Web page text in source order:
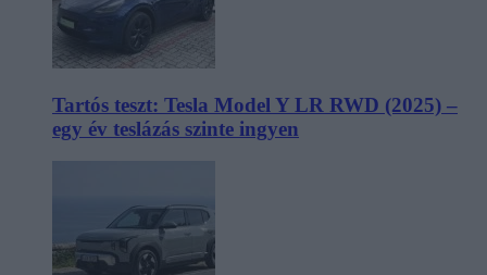
Tartós teszt: Tesla Model Y LR RWD (2025) –
egy év teslázás szinte ingyen